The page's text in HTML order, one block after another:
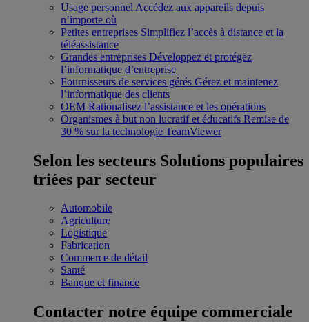
Usage personnel Accédez aux appareils depuis
n’importe où
Petites entreprises Simplifiez l’accès à distance et la
téléassistance
Grandes entreprises Développez et protégez
l’informatique d’entreprise
Fournisseurs de services gérés Gérez et maintenez
l’informatique des clients
OEM Rationalisez l’assistance et les opérations
Organismes à but non lucratif et éducatifs Remise de
30 % sur la technologie TeamViewer
Selon les secteurs Solutions populaires
triées par secteur
Automobile
Agriculture
Logistique
Fabrication
Commerce de détail
Santé
Banque et finance
Contacter notre équipe commerciale